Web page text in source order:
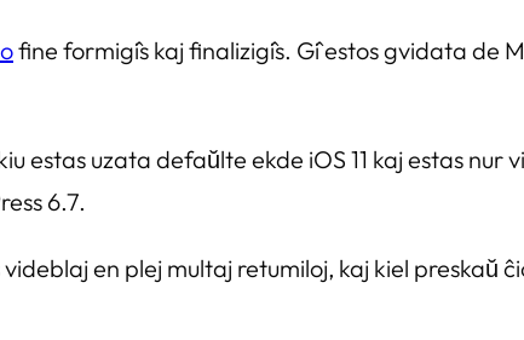
fine formiĝis kaj finaliziĝis. Ĝi estos gvidata de
estas uzata defaŭlte ekde iOS 11 kaj estas
6.7.
en plej multaj retumiloj, kaj kiel preskaŭ